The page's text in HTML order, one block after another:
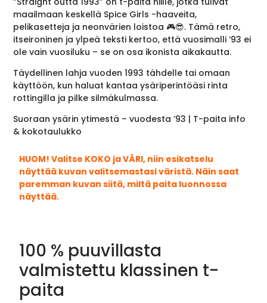
maailmaan keskellä Spice Girls -haaveita,
pelikasetteja ja neonvärien loistoa 🎮😎. Tämä retro,
itseironinen ja ylpeä teksti kertoo, että vuosimalli ’93 ei
ole vain vuosiluku – se on osa ikonista aikakautta.
Täydellinen lahja vuoden 1993 tähdelle tai omaan
käyttöön, kun haluat kantaa ysäriperintöäsi rinta
rottingilla ja pilke silmäkulmassa.
Suoraan ysärin ytimestä – vuodesta ’93 | T-paita info
& kokotaulukko
HUOM! Valitse KOKO ja VÄRI, niin esikatselu
näyttää kuvan valitsemastasi väristä. Näin saat
paremman kuvan siitä, miltä paita luonnossa
näyttää.
100 % puuvillasta
valmistettu klassinen t-
paita